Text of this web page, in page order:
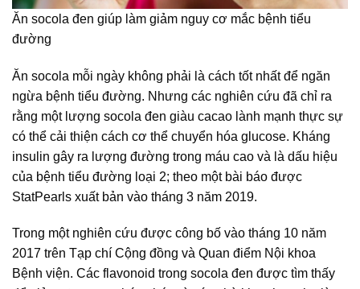
Ăn socola đen giúp làm giảm nguy cơ mắc bệnh tiểu
đường
Ăn socola mỗi ngày không phải là cách tốt nhất để ngăn
ngừa bệnh tiểu đường. Nhưng các nghiên cứu đã chỉ ra
rằng một lượng socola đen giàu cacao lành mạnh thực sự
có thể cải thiện cách cơ thể chuyển hóa glucose. Kháng
insulin gây ra lượng đường trong máu cao và là dấu hiệu
của bệnh tiểu đường loại 2; theo một bài báo được
StatPearls xuất bản vào tháng 3 năm 2019.
Trong một nghiên cứu được công bố vào tháng 10 năm
2017 trên Tạp chí Cộng đồng và Quan điểm Nội khoa
Bệnh viện. Các flavonoid trong socola đen được tìm thấy